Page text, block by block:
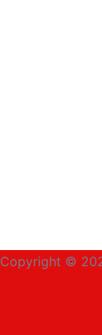
Copyright ©